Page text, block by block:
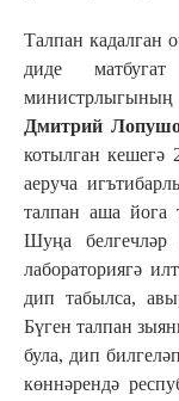
Талпан кадалган
диде
Дмитрий
котылган кешегә
аеруча
талпан аша йога
Шуңа белгечләр
лабораториягә
дип табылса,
Бүген талпан
була, дип
көннәрендә